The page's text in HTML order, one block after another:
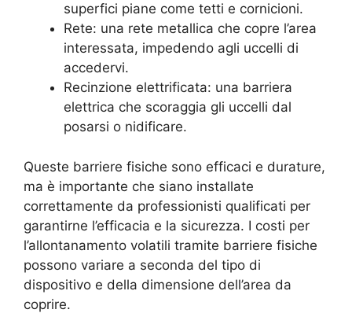
superfici piane come tetti e cornicioni.
Rete: una rete metallica che copre l’area
interessata, impedendo agli uccelli di
accedervi.
Recinzione elettrificata: una barriera
elettrica che scoraggia gli uccelli dal
posarsi o nidificare.
Queste barriere fisiche sono efficaci e durature,
ma è importante che siano installate
correttamente da professionisti qualificati per
garantirne l’efficacia e la sicurezza. I costi per
l’allontanamento volatili tramite barriere fisiche
possono variare a seconda del tipo di
dispositivo e della dimensione dell’area da
coprire.